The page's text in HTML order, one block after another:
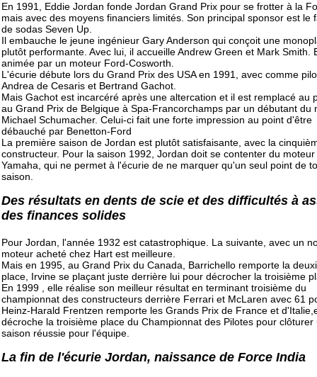
En 1991, Eddie Jordan fonde Jordan Grand Prix pour se frotter à la
mais avec des moyens financiers limités. Son principal sponsor est le
de sodas Seven Up.
Il embauche le jeune ingénieur Gary Anderson qui conçoit une
plutôt performante. Avec lui, il accueille Andrew Green et Mark Smith.
animée par un moteur Ford-Cosworth.
L'écurie débute lors du Grand Prix des USA en 1991, avec comme
Andrea de Cesaris et Bertrand Gachot.
Mais Gachot est incarcéré après une altercation et il est remplacé au
au Grand Prix de Belgique à Spa-Francorchamps par un débutant du
Michael Schumacher. Celui-ci fait une forte impression au point d'être
débauché par Benetton-Ford
La première saison de Jordan est plutôt satisfaisante, avec la
constructeur. Pour la saison 1992, Jordan doit se contenter du moteur
Yamaha, qui ne permet à l'écurie de ne marquer qu'un seul point de
saison.
Des résultats en dents de scie et des difficultés à
des finances solides
Pour Jordan, l'année 1932 est catastrophique. La suivante, avec un
moteur acheté chez Hart est meilleure.
Mais en 1995, au Grand Prix du Canada, Barrichello remporte la
place, Irvine se plaçant juste derrière lui pour décrocher la troisième
En 1999 , elle réalise son meilleur résultat en terminant troisième du
championnat des constructeurs derrière Ferrari et McLaren avec 61
Heinz-Harald Frentzen remporte les Grands Prix de France et
décroche la troisième place du Championnat des Pilotes pour clôturer
saison réussie pour l'équipe.
La fin de l'écurie Jordan, naissance de Force India